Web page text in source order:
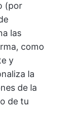
(por
las
como
y
la
de la
de tu